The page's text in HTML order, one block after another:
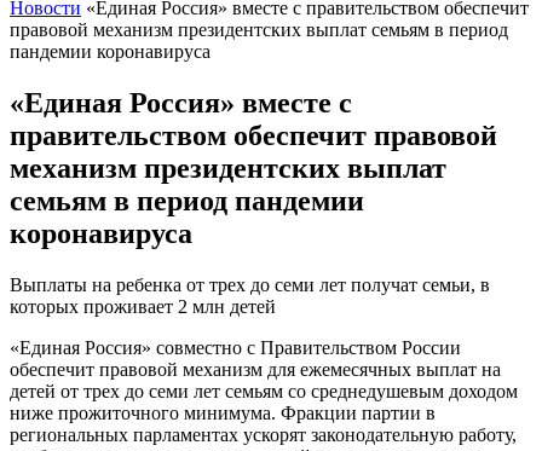
Главная
Новости «Единая Россия» вместе с правительством обеспечит
правовой механизм президентских выплат семьям в период
пандемии коронавируса
«Единая Россия» вместе с
правительством обеспечит правовой
механизм президентских выплат
семьям в период пандемии
коронавируса
Выплаты на ребенка от трех до семи лет получат семьи, в
которых проживает 2 млн детей
«Единая Россия» совместно с Правительством России
обеспечит правовой механизм для ежемесячных выплат на
детей от трех до семи лет семьям со среднедушевым доходом
ниже прожиточного минимума. Фракции партии в
региональных парламентах ускорят законодательную работу,